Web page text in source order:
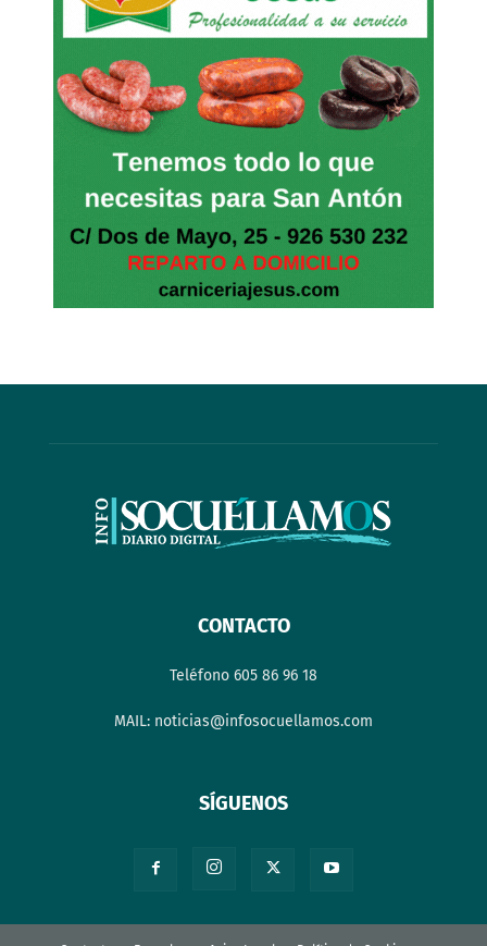
CONTACTO
Teléfono 605 86 96 18
MAIL: noticias@infosocuellamos.com
SÍGUENOS